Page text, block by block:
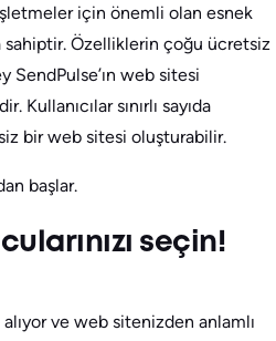
için önemli olan esnek
sahiptir. Özelliklerin çoğu ücretsiz
SendPulse’ın web sitesi
sınırlı sayıda
bir web sitesi oluşturabilir.
başlar.
seçin!
ve web sitenizden anlamlı